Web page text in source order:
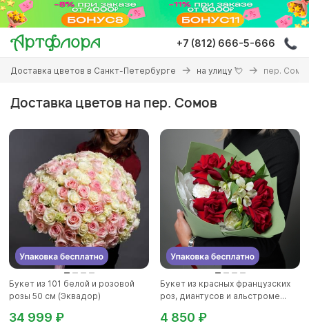
Перейти
основному
содержанию
+7 (812) 666-5-666
Вы
здесь
Доставка цветов в Санкт-Петербурге на улицу 💘 пер.
Доставка цветов на пер. Сомов
Букет из 101 белой и розовой
розы 50 см (Эквадор)
34 999 ₽
Букет из красных французских
роз, диантусов и альстроме...
4 850 ₽